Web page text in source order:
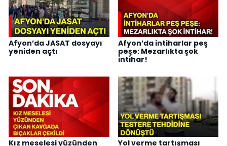
Afyon’da JASAT dosyayı
yeniden açtı
Afyon’da intiharlar peş
peşe: Mezarlıkta şok
intihar!
Kız meselesi yüzünden
Yol verme tartışması